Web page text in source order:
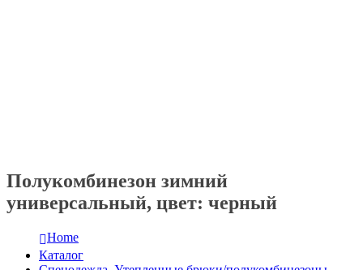
Полукомбинезон зимний
универсальный, цвет: черный
Home
Каталог